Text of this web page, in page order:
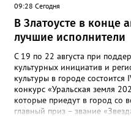
09:28 Сегодня
В Златоусте в конце
лучшие исполнители
С 19 по 22 августа при
культурных инициатив и
культуры в городе
конкурс «Уральская земля
которые приедут в город со
главный приз – звание